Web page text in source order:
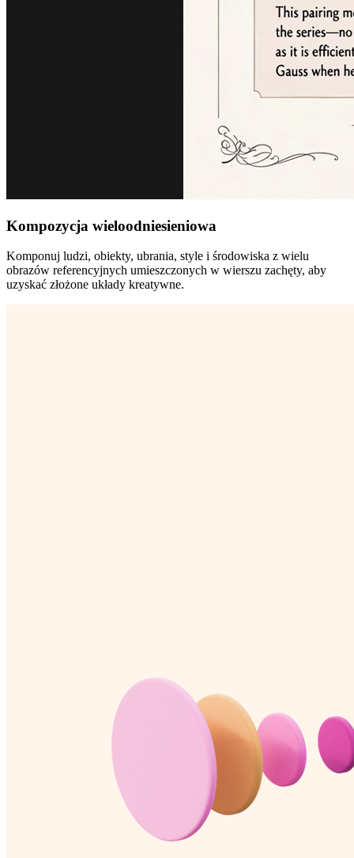
Kompozycja wieloodniesieniowa
Komponuj ludzi, obiekty, ubrania, style i środowiska z wielu
obrazów referencyjnych umieszczonych w wierszu zachęty, aby
uzyskać złożone układy kreatywne.